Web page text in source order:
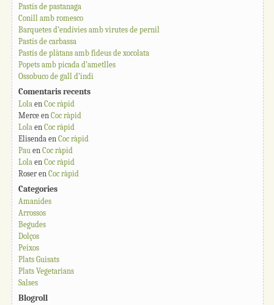
Pastís de pastanaga
Conill amb romesco
Barquetes d’endívies amb virutes de pernil
Pastís de carbassa
Pastís de plàtans amb fideus de xocolata
Popets amb picada d’ametlles
Ossobuco de gall d’indi
Comentaris recents
Lola en Coc ràpid
Merce en Coc ràpid
Lola en Coc ràpid
Elisenda en Coc ràpid
Pau en Coc ràpid
Lola en Coc ràpid
Roser en Coc ràpid
Categories
Amanides
Arrossos
Begudes
Dolços
Peixos
Plats Guisats
Plats Vegetarians
Salses
Blogroll